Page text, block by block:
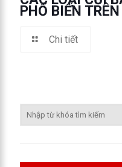
PHỔ BIẾN
Chi tiết